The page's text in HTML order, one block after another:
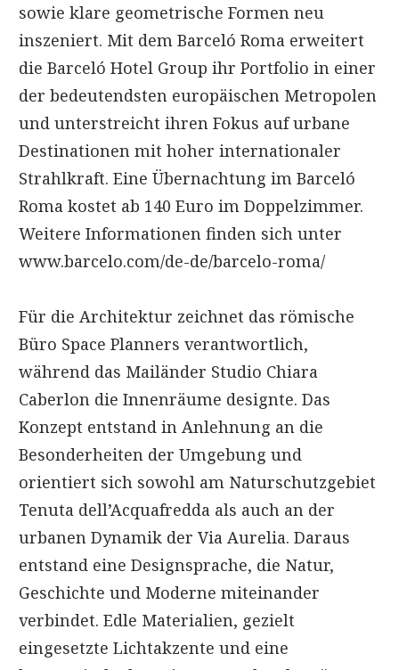
sowie klare geometrische Formen neu
inszeniert. Mit dem Barceló Roma erweitert
die Barceló Hotel Group ihr Portfolio in einer
der bedeutendsten europäischen Metropolen
und unterstreicht ihren Fokus auf urbane
Destinationen mit hoher internationaler
Strahlkraft. Eine Übernachtung im Barceló
Roma kostet ab 140 Euro im Doppelzimmer.
Weitere Informationen finden sich unter
www.barcelo.com/de-de/barcelo-roma/
Für die Architektur zeichnet das römische
Büro Space Planners verantwortlich,
während das Mailänder Studio Chiara
Caberlon die Innenräume designte. Das
Konzept entstand in Anlehnung an die
Besonderheiten der Umgebung und
orientiert sich sowohl am Naturschutzgebiet
Tenuta dell’Acquafredda als auch an der
urbanen Dynamik der Via Aurelia. Daraus
entstand eine Designsprache, die Natur,
Geschichte und Moderne miteinander
verbindet. Edle Materialien, gezielt
eingesetzte Lichtakzente und eine